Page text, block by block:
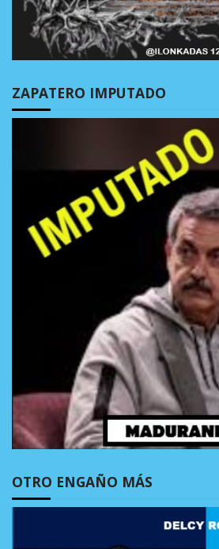
ZAPATERO IMPUTADO
OTRO ENGAÑO MÁS